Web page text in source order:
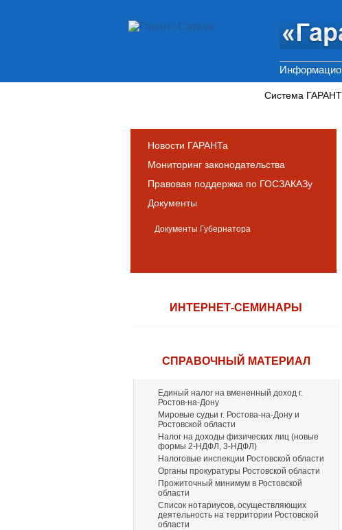
Система ГАРАНТ
Новости ГАРАНТа
Мониторинг законодательства
Правовая поддержка по ГОСЗАКАЗу
Документы
Документы Губернатора
ИНТЕРНЕТ-СЕМИНАРЫ
СПРАВОЧНЫЙ МАТЕРИАЛ
Единый налог на вмененный доход г.
Ростов-на-Дону
Мировые судьи г. Ростова-на-Дону и
Ростовской области
Налог на доходы физических лиц (новые
формы 2-НДФЛ, 3-НДФЛ)
Налоговые инспекции Ростовской области
Органы прокуратуры Ростовской области
Прожиточный минимум в Ростовской
области
Список нотариусов, осуществляющих
деятельность на территории Ростовской
области